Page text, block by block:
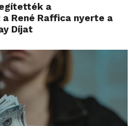
a
a René Raffica nyerte a
Díjat